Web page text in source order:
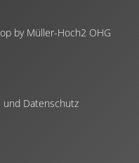
by Müller-Hoch2 OHG
und Datenschutz